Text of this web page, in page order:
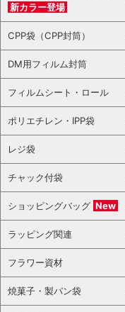
新カラー登場
CPP袋（CPP封筒）
DM用フィルム封筒
フィルムシート・ロール
ポリエチレン・IPP袋
レジ袋
チャック付袋
ショッピングバッグ New
ラッピング関連
フラワー資材
焼菓子・製パン袋